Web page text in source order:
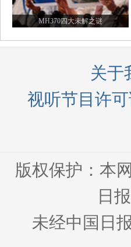
MH370四大未解之谜
关于
视听节目许可
版权保护：本
日
未经中国日